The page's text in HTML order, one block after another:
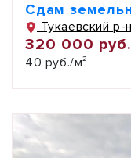
Сдам
Тукаевский р-
320 000 руб.
40 руб./м²